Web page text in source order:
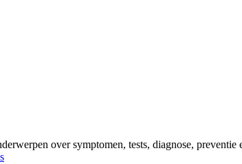
over symptomen, tests, diagnose, preventie